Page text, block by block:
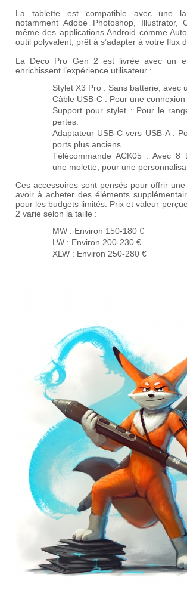
La tablette est compatible avec une
notamment Adobe Photoshop,
même des applications Android comme
outil polyvalent, prêt à s’adapter à votre flux
La Deco Pro Gen 2 est livrée avec un
enrichissent l’expérience utilisateur :
Stylet X3 Pro : Sans batterie, avec
Câble USB-C : Pour une
Support pour stylet : Pour le
pertes.
Adaptateur USB-C vers USB-A:
ports plus anciens.
Télécommande ACK05 : Avec 8
une molette, pour une
Ces accessoires sont pensés pour offrir
avoir à acheter des éléments
pour les budgets limités. Prix et valeur perçue
2 varie selon la taille :
MW : Environ 150-180 €
LW : Environ 200-230 €
XLW : Environ 250-280 €